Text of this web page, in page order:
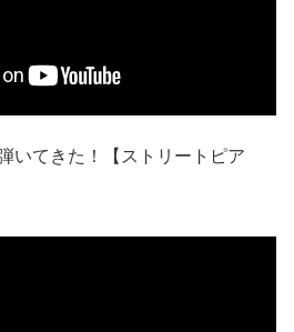
いてきた！【ストリートピア